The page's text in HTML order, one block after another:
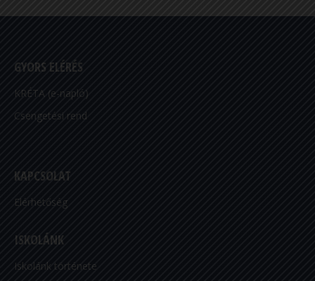
GYORS ELÉRÉS
KRÉTA (e-napló)
Csengetési rend
KAPCSOLAT
Elérhetőség
ISKOLÁNK
Iskolánk története